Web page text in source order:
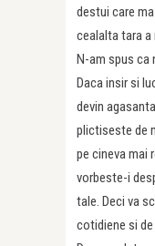
destui care
cealalta tara a
N-am spus ca
Daca insir si
devin
plictiseste de
pe cineva mai
vorbeste-i
tale. Deci va
cotidiene si